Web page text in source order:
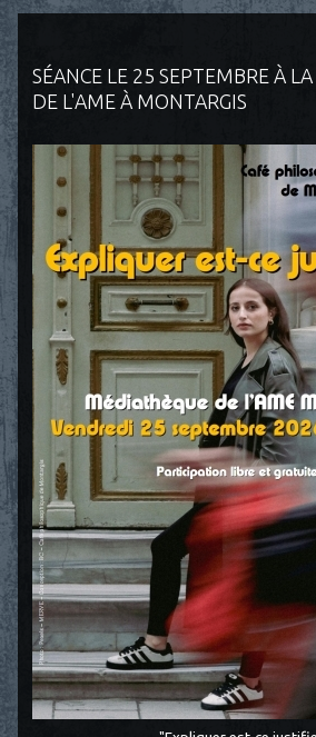
SÉANCE LE 25 SEPTEMBRE À
DE L'AME À MONTARGIS